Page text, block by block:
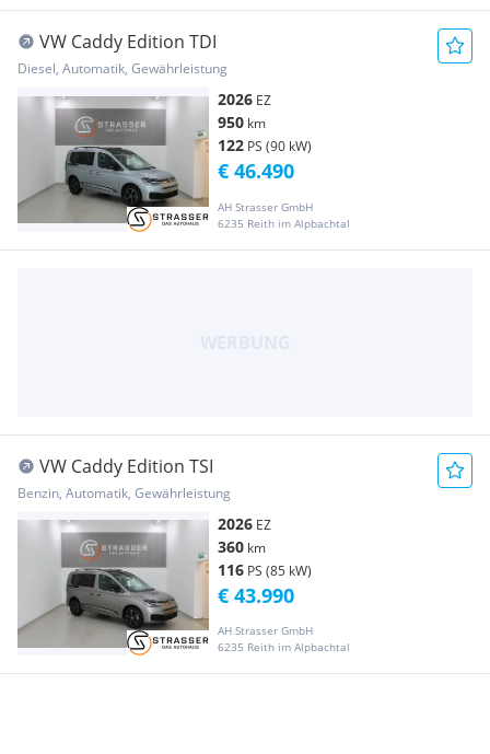
VW Caddy Edition TDI
Diesel, Automatik, Gewährleistung
2026 EZ
950 km
122 PS (90 kW)
AH Strasser GmbH
6235 Reith im Alpbachtal
€ 46.490
VW Caddy Edition TSI
Benzin, Automatik, Gewährleistung
2026 EZ
360 km
116 PS (85 kW)
AH Strasser GmbH
6235 Reith im Alpbachtal
€ 43.990